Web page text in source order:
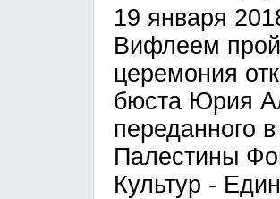
19 января
Вифлеем
церемония
бюста Юрия
переданного
Палестины
Культур -